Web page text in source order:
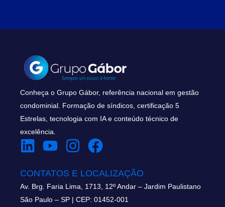
Conheça o Grupo Gábor, referência nacional em gestão
condominial. Formação de síndicos, certificação 5
Estrelas, tecnologia com IA e conteúdo técnico de
excelência.
CONTATOS E LOCALIZAÇÃO
Av. Brg. Faria Lima, 1713, 12º Andar – Jardim Paulistano
São Paulo – SP | CEP: 01452-001